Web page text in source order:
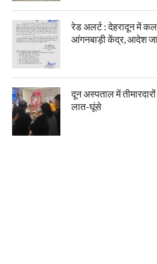
रेड अलर्ट : देहरादून में
आंगनबाड़ी केंद्र, आदेश
दून अस्पताल में
लात-घूंसे